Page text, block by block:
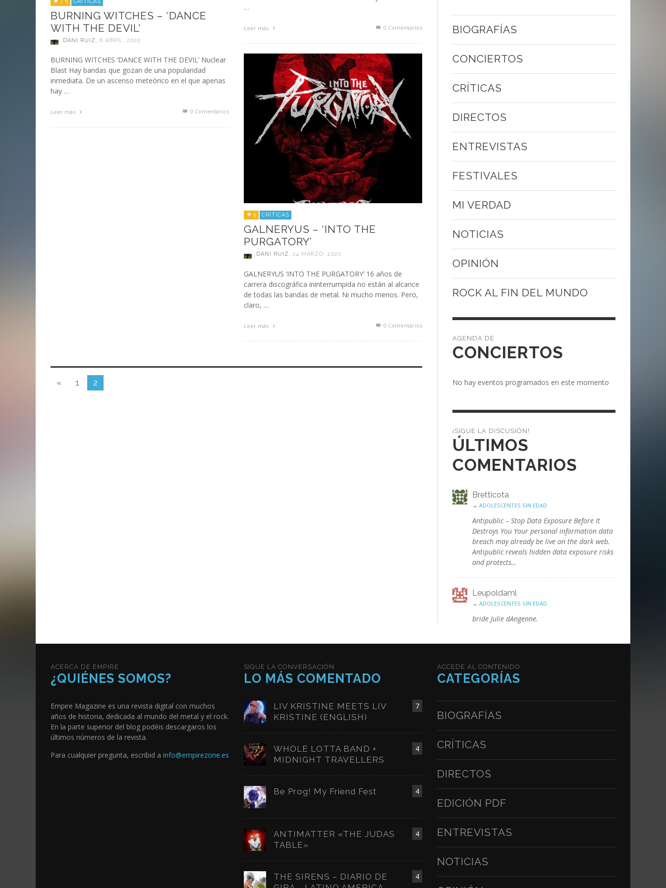
BURNING WITCHES – ‘DANCE
WITH THE DEVIL’
DANI RUIZ , 8 ABRIL, 2020
BURNING WITCHES ‘DANCE WITH THE DEVIL’ Nuclear
Blast Hay bandas que gozan de una popularidad
inmediata. De un ascenso meteórico en el que apenas
hay …
Leer más 0 Comentarios
…
Leer más 0 Comentarios
9 CRÍTICAS
GALNERYUS – ‘INTO THE
PURGATORY’
DANI RUIZ , 14 MARZO, 2020
GALNERYUS ‘INTO THE PURGATORY’ 16 años de
carrera discográfica ininterrumpida no están al alcance
de todas las bandas de metal. Ni mucho menos. Pero,
claro, …
Leer más 0 Comentarios
« 1 2
BIOGRAFÍAS
CONCIERTOS
CRÍTICAS
DIRECTOS
ENTREVISTAS
FESTIVALES
MI VERDAD
NOTICIAS
OPINIÓN
ROCK AL FIN DEL MUNDO
CONCIERTOS
No hay eventos programados en este momento
¡SIGUE LA DISCUSIÓN!
ÚLTIMOS
COMENTARIOS
Bretticota
→ ADOLESCENTES SIN EDAD
Antipublic – Stop Data Exposure Before It
Destroys You Your personal information data
breach may already be live on the dark web.
Antipublic reveals hidden data exposure risks
and protects…
Leupoldaml
→ ADOLESCENTES SIN EDAD
bride Julie dAngenne.
ACERCA DE EMPIRE
¿QUIÉNES SOMOS?
Empire Magazine es una revista digital con muchos
años de historia, dedicada al mundo del metal y el rock.
En la parte superior del blog podéis descargaros los
últimos números de la revista.
Para cualquier pregunta, escribid a info@empirezone.es
SIGUE LA CONVERSACIÓN
LO MÁS COMENTADO
7
LIV KRISTINE MEETS LIV
KRISTINE (ENGLISH)
4
WHOLE LOTTA BAND +
MIDNIGHT TRAVELLERS
4
Be Prog! My Friend Fest
4
ANTIMATTER «THE JUDAS
TABLE»
4
THE SIRENS – DIARIO DE
ACCEDE AL CONTENIDO
CATEGORÍAS
BIOGRAFÍAS
CRÍTICAS
DIRECTOS
EDICIÓN PDF
ENTREVISTAS
NOTICIAS